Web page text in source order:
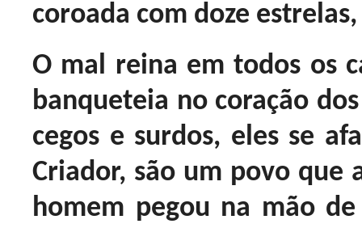
coroada com doze
O mal reina em todos os
banqueteia no coração
cegos e surdos, eles se
Criador, são um povo que
homem pegou na mão